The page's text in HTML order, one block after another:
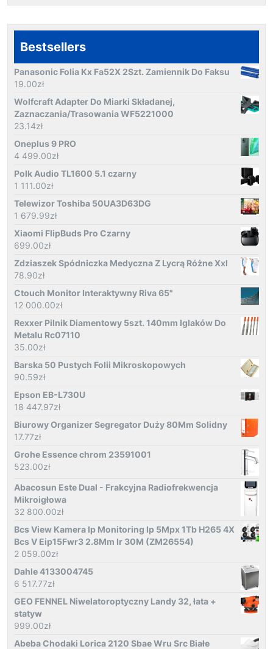
Bestsellers
Panasonic Folia Kx Fa52X 2Szt. Zamiennik Do Faksu
19.00zł
Wolfcraft Adapter Do Miarki Składanej,
Zaznaczania/Trasowania WF5221000
23.14zł
Oneplus 9 PRO
4 499.00zł
Polk Audio TL1600 5.1 czarny
1 111.00zł
Telewizor Toshiba 50UA3D63DG
1 679.99zł
Xiaomi FlipBuds Pro Czarny
699.00zł
Zdziaszek Spódniczka Medyczna Z Lycrą Różne Xxl
78.90zł
Ctouch Monitor Interaktywny Riva 65"
12 000.00zł
Rexxer Pilnik Diamentowy 5szt. 140mm Iglaków Do
Metalu Rc07110
35.00zł
Barska 50 Pustych Folii Mikroskopowych
90.59zł
Epson EB-L730U
18 447.97zł
Biurowy Organizer Segregator Duży 80Mm Solidny
17.77zł
Grohe Essence chrom 23591001
523.00zł
Abacosun Este Dual - Frakcyjna Radiofrekwencja
Mikroigłowa
32 800.00zł
Bcs View Kamera Ip Monitoring Ip 5Mpx 1Tb H265 4X
Bcs V Eip15Fwr3 2.8Mm Ir 30M (ZM26554)
2 059.00zł
Dahle 4133004745
6 517.77zł
GEO FENNEL Niwelatoroptyczny Landy 32, łata +
statyw
999.00zł
Abeba Chodaki Lorica 2120 Sbae Wru Src Białe